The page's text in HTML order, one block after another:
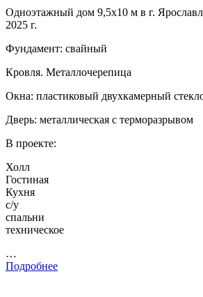
Одноэтажный дом 9,5х10 м в г.
2025 г.
Фундамент: свайный
Кровля. Металлочерепица
Окна: пластиковый двухкамерный
Дверь: металлическая с терморазрывом
В проекте:
Холл
Гостиная
Кухня
с/у
спальни
техническое
…
Подробнее